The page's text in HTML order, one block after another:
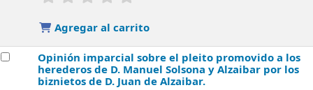
Agregar al carrito
Opinión imparcial sobre el pleito promovido a los
herederos de D. Manuel Solsona y Alzaibar por los
biznietos de D. Juan de Alzaibar.